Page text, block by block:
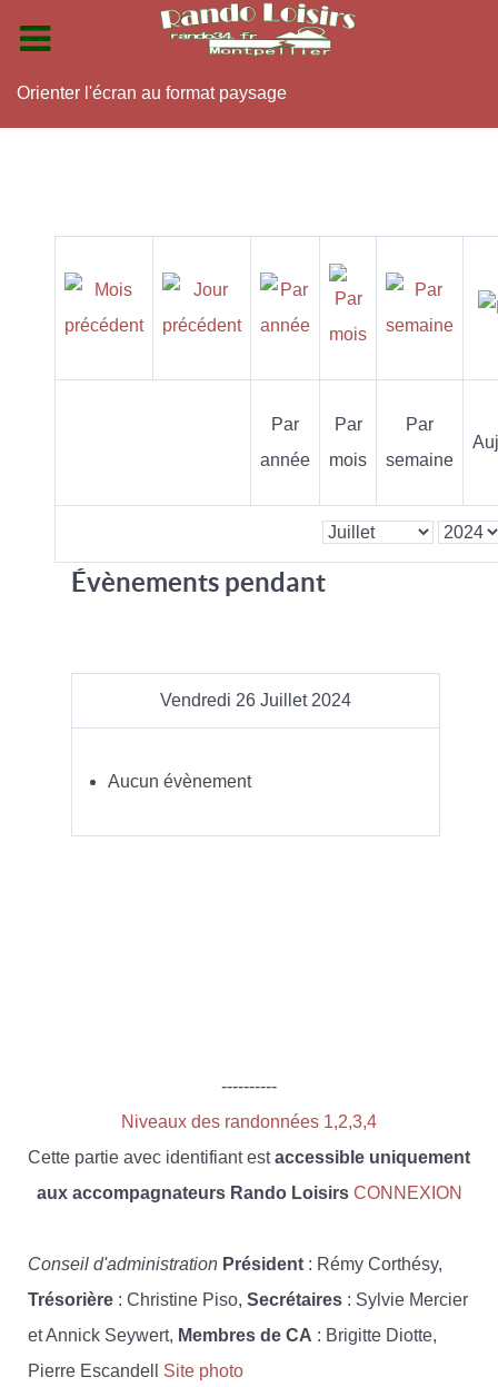
Orienter l'écran au format paysage
Par
année
Par
mois
Par
semaine
Évènements pendant
Vendredi 26 Juillet 2024
Aucun évènement
----------
Niveaux des randonnées 1,2,3,4
Cette partie avec identifiant estaccessible uniquement
aux accompagnateurs Rando Loisirs CONNEXION
Conseil d'administration Président : Rémy Corthésy,
Trésorière : Christine Piso, Secrétaires : Sylvie Mercier
et Annick Seywert, Membres de CA : Brigitte Diotte,
Pierre Escandell Site photo